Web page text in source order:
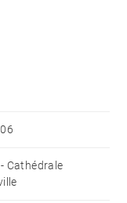
des
par sa
courantes
~ 650€
Cathédrale